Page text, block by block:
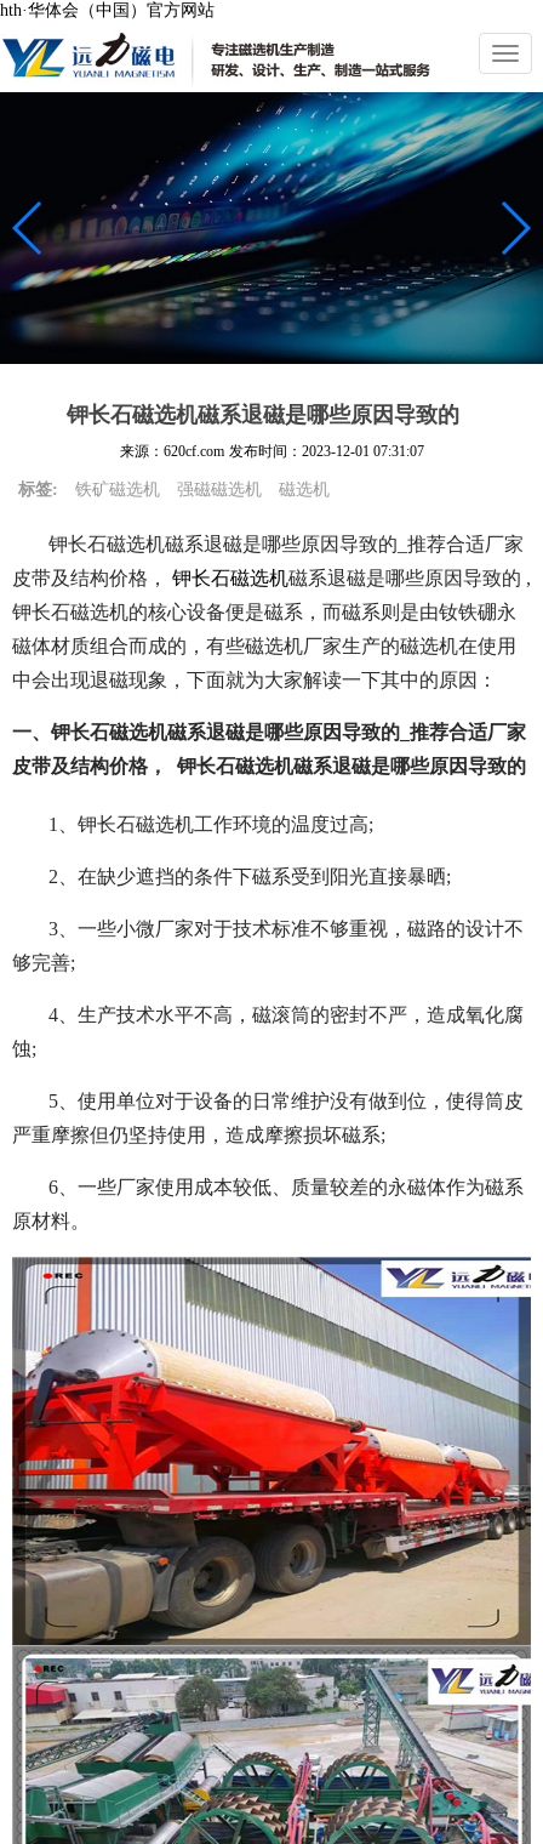
hth·华体会（中国）官方网站
切
换
导
航
钾长石磁选机磁系退磁是哪些原因导致的
来源：620cf.com 发布时间： 2023-12-01 07:31:07
标签: 铁矿磁选机 强磁磁选机 磁选机
钾长石磁选机磁系退磁是哪些原因导致的_推荐合适厂家
皮带及结构价格， 钾长石磁选机磁系退磁是哪些原因导致的 ,
钾长石磁选机的核心设备便是磁系，而磁系则是由钕铁硼永
磁体材质组合而成的，有些磁选机厂家生产的磁选机在使用
中会出现退磁现象，下面就为大家解读一下其中的原因：
一、钾长石磁选机磁系退磁是哪些原因导致的_推荐合适厂家
皮带及结构价格， 钾长石磁选机磁系退磁是哪些原因导致的
1、钾长石磁选机工作环境的温度过高;
2、在缺少遮挡的条件下磁系受到阳光直接暴晒;
3、一些小微厂家对于技术标准不够重视，磁路的设计不
够完善;
4、生产技术水平不高，磁滚筒的密封不严，造成氧化腐
蚀;
5、使用单位对于设备的日常维护没有做到位，使得筒皮
严重摩擦但仍坚持使用，造成摩擦损坏磁系;
6、一些厂家使用成本较低、质量较差的永磁体作为磁系
原材料。